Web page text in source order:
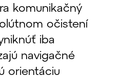
komunikačný
očistení
iba
navigačné
orientáciu